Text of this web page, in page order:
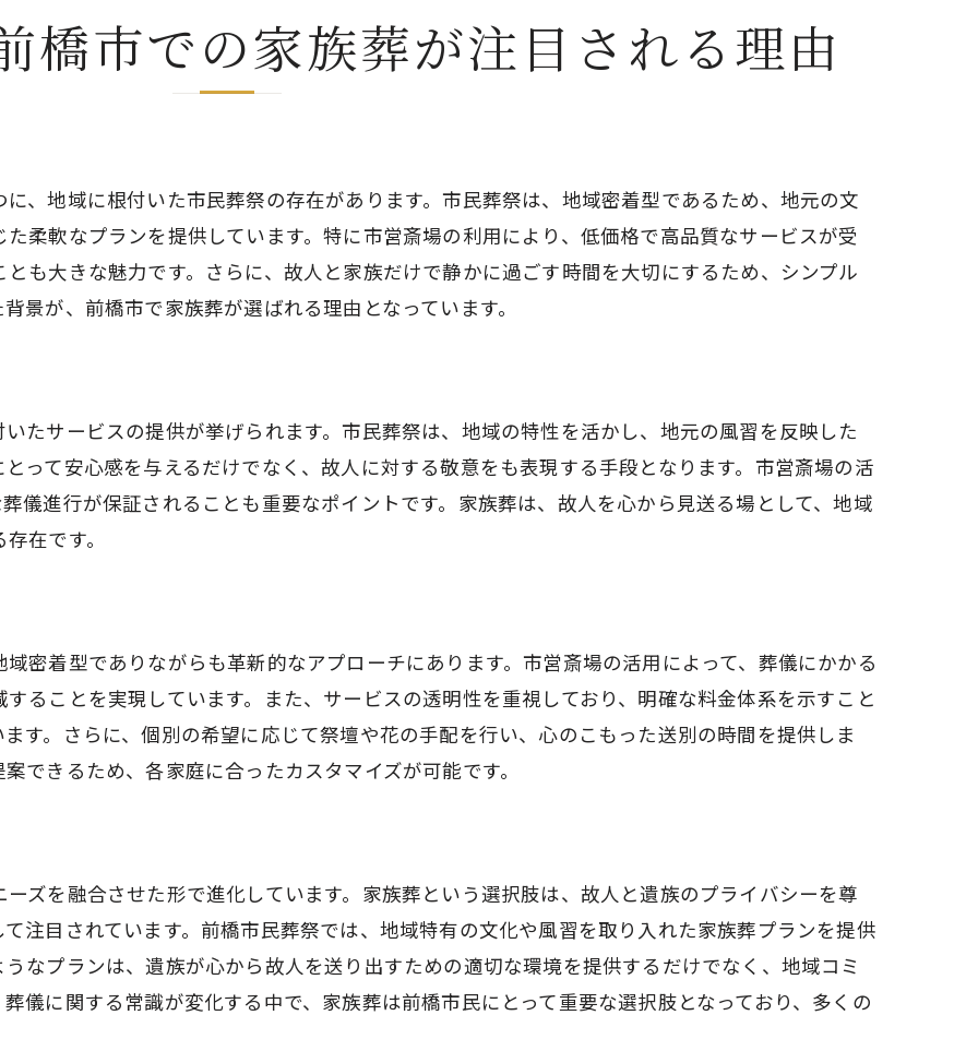
前橋市民の声から見る家族葬の価値
市の葬儀費用を抑える市民葬祭の賢い選択
市民葬祭の価格設定の秘密
前橋市民のための葬儀費用節約術
無駄を省くことで実現する低価格葬儀
予算内で最高の葬儀を実現する方法
交通の便を考慮した葬儀プラン
市営斎場が提供する安心感
効率的な葬儀を可能にする設備
市営斎場で叶える心温まるお別れ
低価格を実現するための工夫
高品質を維持する取り組み
前橋市民に支持される理由
選ばれる葬儀社としての信頼性
葬のメリット前橋市民葬祭の取り組み
家族葬がもたらす心理的メリット
前橋市民葬祭の独自サービス
橋市での家族葬が注目される理由
、地域に根付いた市民葬祭の存在があります。市民葬祭は、地域密着型であるため、地元の文
柔軟なプランを提供しています。特に市営斎場の利用により、低価格で高品質なサービスが受
も大きな魅力です。さらに、故人と家族だけで静かに過ごす時間を大切にするため、シンプル
景が、前橋市で家族葬が選ばれる理由となっています。
たサービスの提供が挙げられます。市民葬祭は、地域の特性を活かし、地元の風習を反映した
って安心感を与えるだけでなく、故人に対する敬意をも表現する手段となります。市営斎場の活
儀進行が保証されることも重要なポイントです。家族葬は、故人を心から見送る場として、地域
在です。
密着型でありながらも革新的なアプローチにあります。市営斎場の活用によって、葬儀にかかる
ることを実現しています。また、サービスの透明性を重視しており、明確な料金体系を示すこと
す。さらに、個別の希望に応じて祭壇や花の手配を行い、心のこもった送別の時間を提供しま
できるため、各家庭に合ったカスタマイズが可能です。
ズを融合させた形で進化しています。家族葬という選択肢は、故人と遺族のプライバシーを尊
注目されています。前橋市民葬祭では、地域特有の文化や風習を取り入れた家族葬プランを提供
なプランは、遺族が心から故人を送り出すための適切な環境を提供するだけでなく、地域コミ
儀に関する常識が変化する中で、家族葬は前橋市民にとって重要な選択肢となっており、多くの